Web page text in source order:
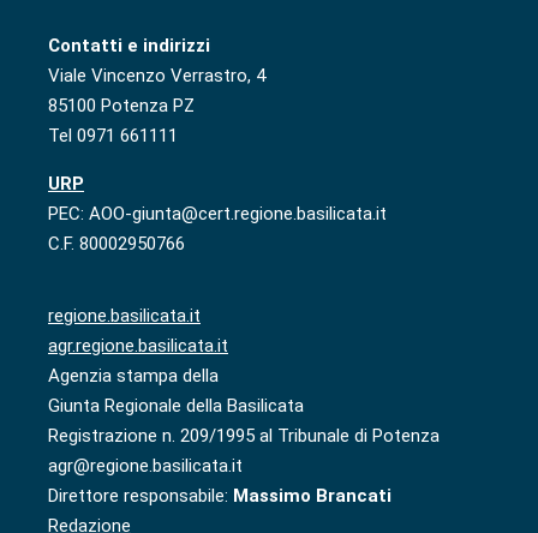
Contatti e indirizzi
Viale Vincenzo Verrastro, 4
85100 Potenza PZ
Tel 0971 661111
URP
PEC: AOO-giunta@cert.regione.basilicata.it
C.F. 80002950766
regione.basilicata.it
agr.regione.basilicata.it
Agenzia stampa della
Giunta Regionale della Basilicata
Registrazione n. 209/1995 al Tribunale di Potenza
agr@regione.basilicata.it
Direttore responsabile: Massimo Brancati
Redazione